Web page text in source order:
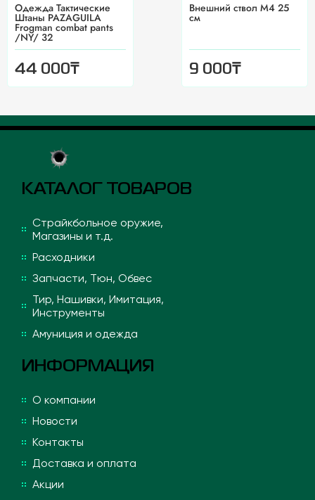
Одежда Тактические
Штаны PAZAGUILA
Frogman combat pants
/NY/ 32
44 000₸
Внешний ствол M4 25
см
9 000₸
КАТАЛОГ ТОВАРОВ
Страйкбольное оружие,
Магазины и т.д.
Расходники
Запчасти, Тюн, Обвес
Тир, Нашивки, Имитация,
Инструменты
Амуниция и одежда
ИНФОРМАЦИЯ
О компании
Новости
Контакты
Доставка и оплата
Акции